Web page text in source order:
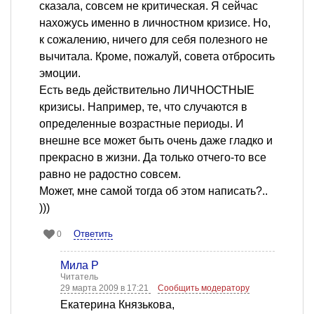
сказала, совсем не критическая. Я сейчас
нахожусь именно в личностном кризисе. Но,
к сожалению, ничего для себя полезного не
вычитала. Кроме, пожалуй, совета отбросить
эмоции.
Есть ведь действительно ЛИЧНОСТНЫЕ
кризисы. Например, те, что случаются в
определенные возрастные периоды. И
внешне все может быть очень даже гладко и
прекрасно в жизни. Да только отчего-то все
равно не радостно совсем.
Может, мне самой тогда об этом написать?..
)))
0 Ответить
Мила Р
Читатель
29 марта 2009 в 17:21
Сообщить модератору
Екатерина Князькова,